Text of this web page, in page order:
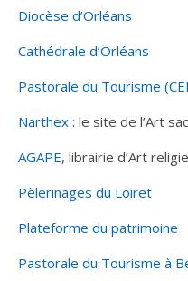
Diocèse d’Orléans
Cathédrale d’Orléans
Pastorale du Tourisme
Narthex : le site de l’Art
AGAPE, librairie d’Art
Pèlerinages du Loiret
Plateforme du patrimoine
Pastorale du Tourisme à